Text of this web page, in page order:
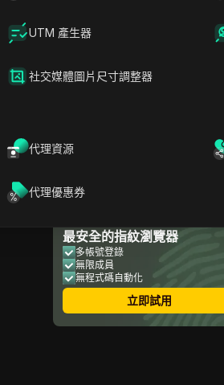
UTM 產生器
社交媒體圖片尺寸調整器
代理資源
代理優惠券
Moonberg項目介紹
Moonberg機器人中每日參
最安全的指紋瀏覽器
多帳號登錄
無限成員
無程式碼自動化
立即試用